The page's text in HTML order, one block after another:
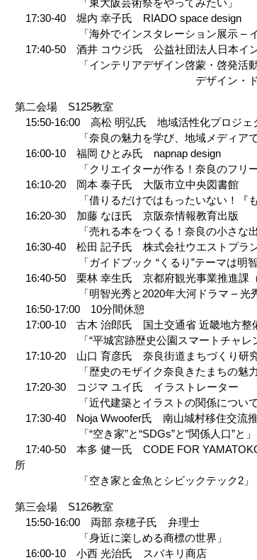
17:30-40 堀内 幸子氏 RIADO space design
「海外でインスタレーション展示 – イタ
17:40-50 酒井 コウジ氏 公益社団法人日本イ
「インテリアデザイン啓蒙・啓発活動か
デザイン・ドリブン・イノ
第二会場 S125教室
15:50-16:00 高松 明弘氏 地域活性化プロジェ
「奈良の魅力を学び、地域メディアで発信
16:00-10 福岡 ひとみ氏 napnap design
「クリエイターが作る！奈良のフリーペ
16:10-20 岡本 泰子氏 大阪市立中央図書館
「借りるだけではもったいない！『もっ
16:20-30 加藤 なほ氏 京阪奈情報教育出版
「売れる本をつくる！奈良の小さな出版
16:30-40 松田 記子氏 株式会社ウエストプラ
「ガイドブック “くるり”テーマは明智光
16:40-50 栗林 幸生氏 京都府観光事業推進課（
「明智光秀と2020年大河ドラマ – 光秀
16:50-17:00 10分間休憩
17:00-10 古木 治郎氏 国土交通省 近畿地方整
「“平城宮跡歴史公園スマートチャレン
17:10-20 山口 育彦氏 奈良街道まちづくり研
「歴史のモザイク奈良きたまちの魅力
17:20-30 コジマ ユイ氏 イラストレーター
「近代建築とイラストの関係について
17:30-40 Noja Wwoofer氏 南山城村移住交流
「“空き家”と“SDGs”と“関係人口”と」
17:40-50 本多 健一氏 CODE FOR
所
「空き家と金魚とシビックテック2」
第三会場 S126教室
15:50-16:00 両部 奈穂子氏 弁理士
「身近に楽しめる商標の世界」
16:00-10 小西 光治氏 スバキリ商店